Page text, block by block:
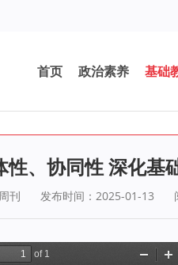
首页 政治素养 基础
性、协同性 深化基
刊 发布时间：2025-01-13